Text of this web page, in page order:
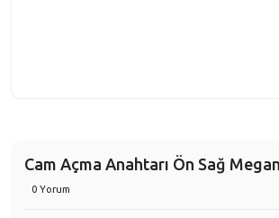
Cam Açma Anahtarı Ön Sağ
0 Yorum